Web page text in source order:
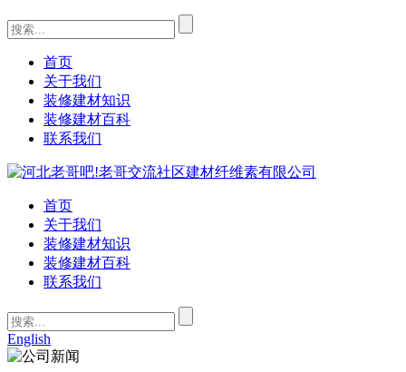
首页
关于我们
装修建材知识
装修建材百科
联系我们
首页
关于我们
装修建材知识
装修建材百科
联系我们
English